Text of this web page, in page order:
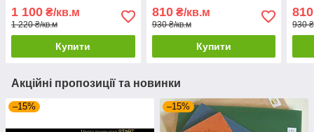
1 100 ₴/кв.м
1 220 ₴/кв.м
Купити
810₴/кв.м
930 ₴/кв.м
Купити
810
930
Акційні пропозиції та новинки
–15% –15%